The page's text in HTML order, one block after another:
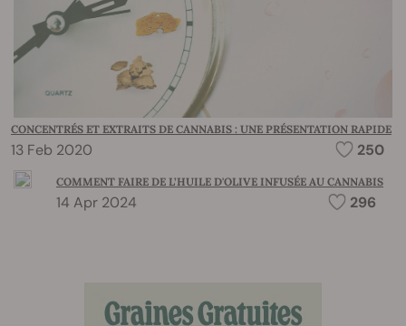
CONCENTRÉS ET EXTRAITS DE CANNABIS : UNE PRÉSENTATION RAPIDE
13 Feb 2020 250
COMMENT FAIRE DE L’HUILE D'OLIVE INFUSÉE AU CANNABIS
14 Apr 2024 296